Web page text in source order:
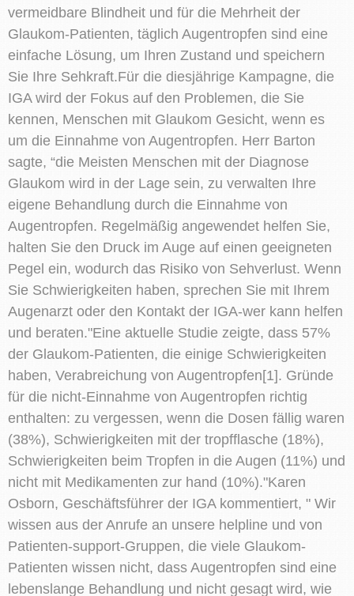
vermeidbare Blindheit und für die Mehrheit der
Glaukom-Patienten, täglich Augentropfen sind eine
einfache Lösung, um Ihren Zustand und speichern
Sie Ihre Sehkraft.Für die diesjährige Kampagne, die
IGA wird der Fokus auf den Problemen, die Sie
kennen, Menschen mit Glaukom Gesicht, wenn es
um die Einnahme von Augentropfen. Herr Barton
sagte, “die Meisten Menschen mit der Diagnose
Glaukom wird in der Lage sein, zu verwalten Ihre
eigene Behandlung durch die Einnahme von
Augentropfen. Regelmäßig angewendet helfen Sie,
halten Sie den Druck im Auge auf einen geeigneten
Pegel ein, wodurch das Risiko von Sehverlust. Wenn
Sie Schwierigkeiten haben, sprechen Sie mit Ihrem
Augenarzt oder den Kontakt der IGA-wer kann helfen
und beraten."Eine aktuelle Studie zeigte, dass 57%
der Glaukom-Patienten, die einige Schwierigkeiten
haben, Verabreichung von Augentropfen[1]. Gründe
für die nicht-Einnahme von Augentropfen richtig
enthalten: zu vergessen, wenn die Dosen fällig waren
(38%), Schwierigkeiten mit der tropfflasche (18%),
Schwierigkeiten beim Tropfen in die Augen (11%) und
nicht mit Medikamenten zur hand (10%)."Karen
Osborn, Geschäftsführer der IGA kommentiert, " Wir
wissen aus der Anrufe an unsere helpline und von
Patienten-support-Gruppen, die viele Glaukom-
Patienten wissen nicht, dass Augentropfen sind eine
lebenslange Behandlung und nicht gesagt wird, wie